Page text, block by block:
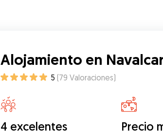
Alojamiento en
5 (79 Valoraciones)
4 excelentes
Precio